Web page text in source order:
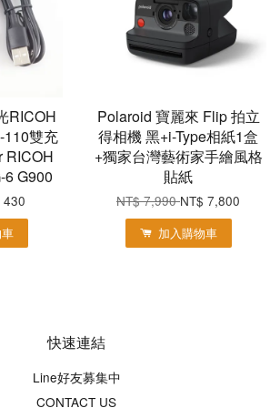
RICOH
雙充
RICOH
6 G900
430
Polaroid 寶麗來 Flip 拍立
得相機 黑+i-Type相紙1盒
+獨家台灣藝術家手繪風格
貼紙
NT$ 7,990NT$ 7,800
加入購物車
快速連結
Line好友募集中
CONTACT US